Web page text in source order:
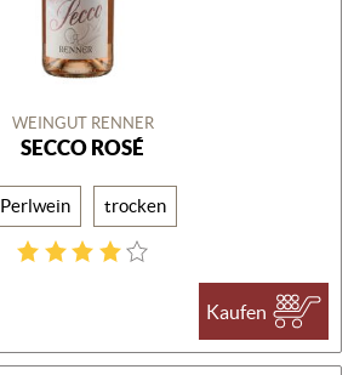
WEINGUT RENNER
SECCO ROSÉ
Perlwein trocken
Kaufen